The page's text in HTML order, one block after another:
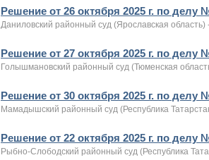
Решение от 26 октября 2025 г. по делу
Даниловский районный суд (Ярославская область)
Решение от 27 октября 2025 г. по делу
Голышмановский районный суд (Тюменская
Решение от 30 октября 2025 г. по делу
Мамадышский районный суд (Республика
Решение от 22 октября 2025 г. по делу
Рыбно-Слободский районный суд (Республика